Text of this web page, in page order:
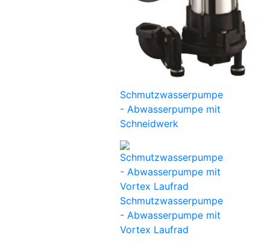
Schmutzwasserpumpe
- Abwasserpumpe mit
Schneidwerk
Schmutzwasserpumpe
- Abwasserpumpe mit
Vortex Laufrad